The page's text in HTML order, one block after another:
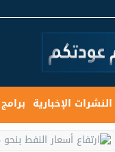
النشرات الإخبارية برامج